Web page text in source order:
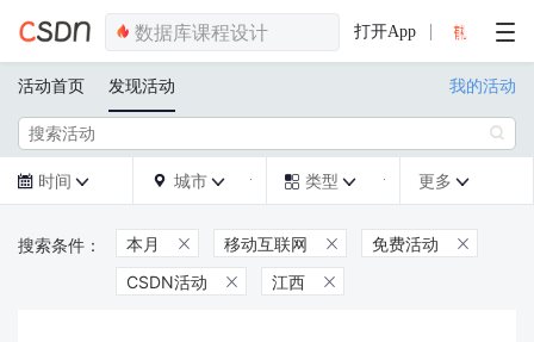
打开App
活动首页 发现活动 我的活动

 时间   城市   类型  更多 
本月  移动互联网  免费活动 
CSDN活动  江西 